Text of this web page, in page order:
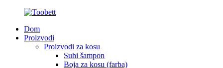
Dom
Proizvodi
Proizvodi za kosu
Suhi šampon
Boja za kosu (farba)